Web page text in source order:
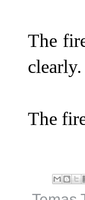
The
clearly.
The